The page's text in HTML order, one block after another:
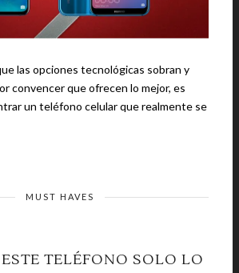
las opciones tecnológicas sobran y
convencer que ofrecen lo mejor, es
un teléfono celular que realmente se
MUST HAVES
TELÉFONO SOLO LO